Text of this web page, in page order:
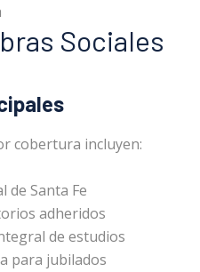
Sociales
cobertura incluyen:
de Santa Fe
adheridos
de estudios
para jubilados